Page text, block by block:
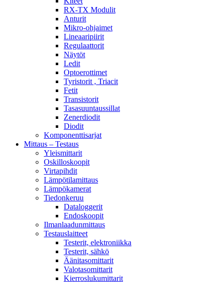
RX-TX Modulit
Anturit
Mikro-ohjaimet
Lineaaripiirit
Regulaattorit
Näytöt
Ledit
Optoerottimet
Tyristorit , Triacit
Fetit
Transistorit
Tasasuuntaussillat
Zenerdiodit
Diodit
Komponenttisarjat
Mittaus – Testaus
Yleismittarit
Oskilloskoopit
Virtapihdit
Lämpötilamittaus
Lämpökamerat
Tiedonkeruu
Dataloggerit
Endoskoopit
Ilmanlaadunmittaus
Testauslaitteet
Testerit, elektroniikka
Testerit, sähkö
Äänitasomittarit
Valotasomittarit
Kierroslukumittarit